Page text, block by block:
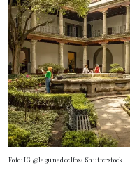
Foto: IG @lagunadeelfos/ Shutterstock